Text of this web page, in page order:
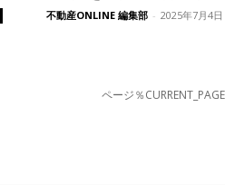
不動産ONLINE 編集部 - 2025年7月4日
ページ％